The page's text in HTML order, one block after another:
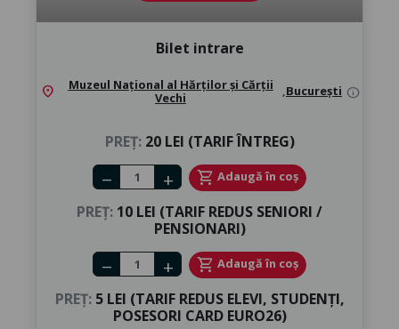
Bilet intrare
location_on
Muzeul Național al Hărților și Cărții
Vechi
,București info
PREȚ:20 LEI (TARIF ÎNTREG)
Number of tickets
remove add shopping_cart Adaugă în coș
PREȚ: 10 LEI (TARIF REDUS SENIORI /
PENSIONARI)
Number of tickets
remove add shopping_cart Adaugă în coș
PREȚ:5 LEI (TARIF REDUS ELEVI, STUDENȚI,
POSESORI CARD EURO26)